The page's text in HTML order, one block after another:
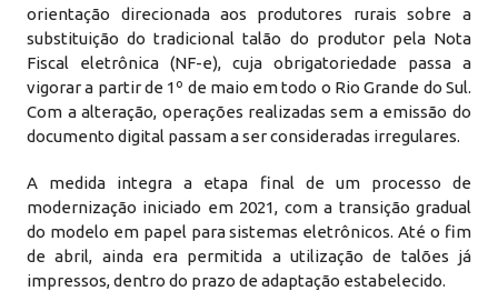
orientação direcionada aos produtores rurais sobre a
substituição do tradicional talão do produtor pela Nota
Fiscal eletrônica (NF-e), cuja obrigatoriedade passa a
vigorar a partir de 1º de maio em todo o Rio Grande do Sul.
Com a alteração, operações realizadas sem a emissão do
documento digital passam a ser consideradas irregulares.
A medida integra a etapa final de um processo de
modernização iniciado em 2021, com a transição gradual
do modelo em papel para sistemas eletrônicos. Até o fim
de abril, ainda era permitida a utilização de talões já
impressos, dentro do prazo de adaptação estabelecido.